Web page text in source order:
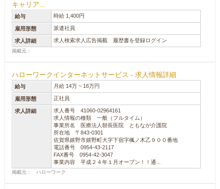
キャリア...
給与 時給 1,400円
雇用形態 派遣社員
求人詳細 求人検索求人広告掲載 履歴書を登録ログイン
掲載元：
ハローワークインターネットサービス - 求人情報詳細
給与 月給 14万 ~ 16万円
雇用形態 正社員
求人詳細
求人番号 41060-02964161
求人情報の種類 一般（フルタイム）
事業所名 医療法人朝長医院 ともなが介護院
所在地 〒843-0301
佐賀県嬉野市嬉野町大字下宿字楓ノ木乙９００番地
電話番号 0954-43-2117
FAX番号 0954-42-3047
事業内容 平成２４年１月オープン！！通...
掲載元： ハローワーク